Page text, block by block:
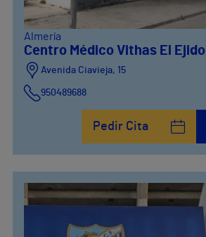
Almería
Centro Médico Vithas El Ejido
Avenida Ciavieja, 15
950489688
Pedir Cita